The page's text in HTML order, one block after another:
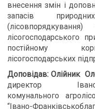
внесення змін і
запасів
лісогосподарського
постійному
лісогосподарських
Доповідав: Олійник
директор Івано-
комунального
“Івано-